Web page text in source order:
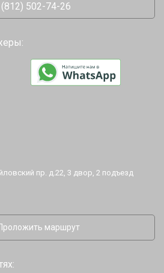
502-74-26
пр. д.22, 3 двор, 2 подъезд
маршрут